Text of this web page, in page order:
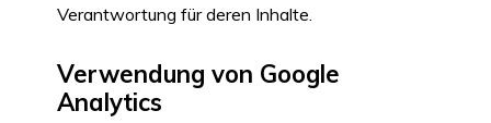
Verantwortung für deren Inhalte.
Verwendung von Google
Analytics